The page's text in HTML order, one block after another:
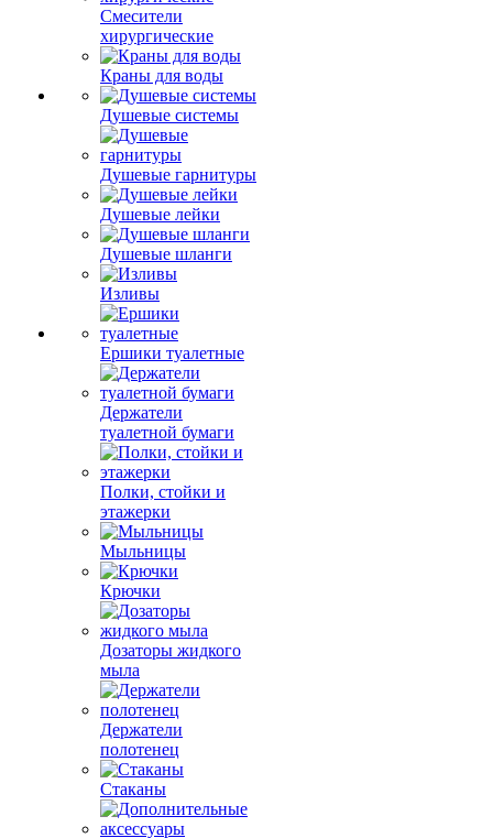
Смесители
хирургические
Краны для воды
Душевые системы
Душевые гарнитуры
Душевые лейки
Душевые шланги
Изливы
Ершики туалетные
Держатели
туалетной бумаги
Полки, стойки и
этажерки
Мыльницы
Крючки
Дозаторы жидкого
мыла
Держатели
полотенец
Стаканы